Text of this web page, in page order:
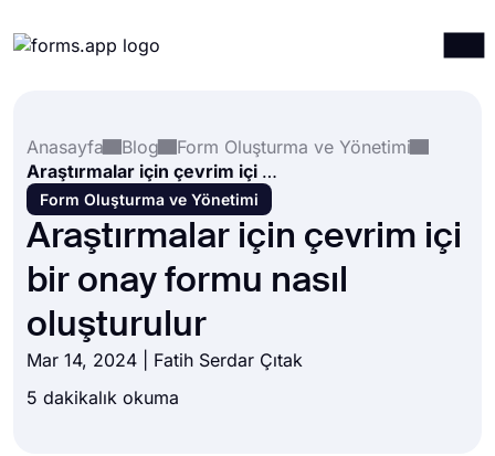
Entegrasyonlar
Şablonlar
Kaynaklar
Fiyatlandırma
Anasayfa
Blog
Form Oluşturma ve Yönetimi
Araştırmalar için çevrim içi bir onay formu nasıl oluşturulur
Form Oluşturma ve Yönetimi
Araştırmalar için çevrim içi
bir onay formu nasıl
oluşturulur
Mar 14, 2024 | Fatih Serdar Çıtak
5 dakikalık okuma